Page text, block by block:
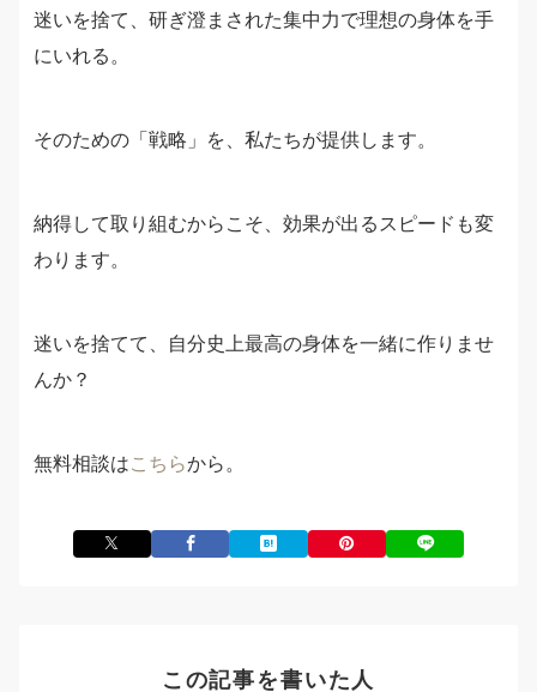
迷いを捨て、研ぎ澄まされた集中力で理想の身体を手
にいれる。
そのための「戦略」を、私たちが提供します。
納得して取り組むからこそ、効果が出るスピードも変
わります。
迷いを捨てて、自分史上最高の身体を一緒に作りませ
んか？
無料相談はこちらから。
この記事を書いた人